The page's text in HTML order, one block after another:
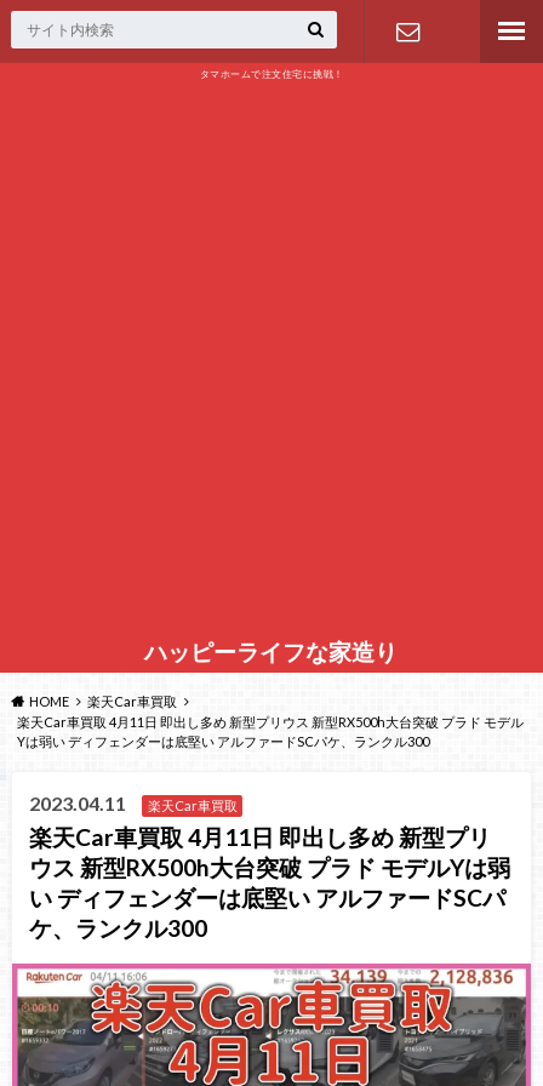
タマホームで注文住宅に挑戦！
ハッピーライフな家造り
HOME
楽天Car車買取
楽天Car車買取 4月11日 即出し多め 新型プリウス 新型RX500h大台突破 プラド モデル
Yは弱い ディフェンダーは底堅い アルファードSCパケ、ランクル300
2023.04.11 楽天Car車買取
楽天Car車買取 4月11日 即出し多め 新型プリ
ウス 新型RX500h大台突破 プラド モデルYは弱
い ディフェンダーは底堅い アルファードSCパ
ケ、ランクル300